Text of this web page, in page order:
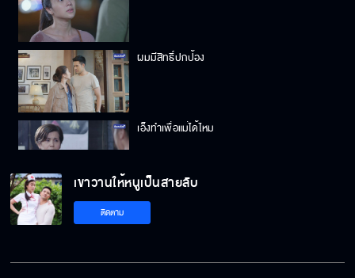
ผมมีสิทธิ์ปกป้อง
เอ็งทำเพื่อแม่ได้ไหม
เรามาแต่งงานกัน
เขาวานให้หนูเป็นสายลับ
ติดตาม